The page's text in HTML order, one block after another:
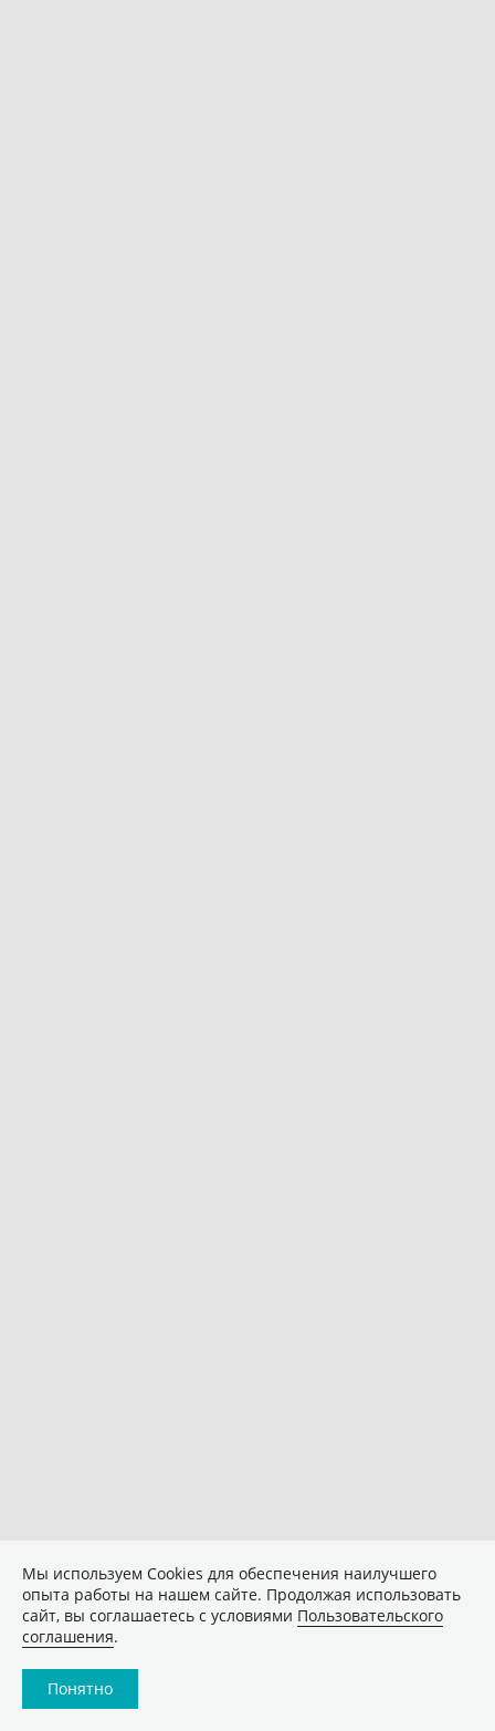
Мы используем Сookies для обеспечения наилучшего
опыта работы на нашем сайте. Продолжая использовать
сайт, вы соглашаетесь с условиями Пользовательского
соглашения.
Понятно